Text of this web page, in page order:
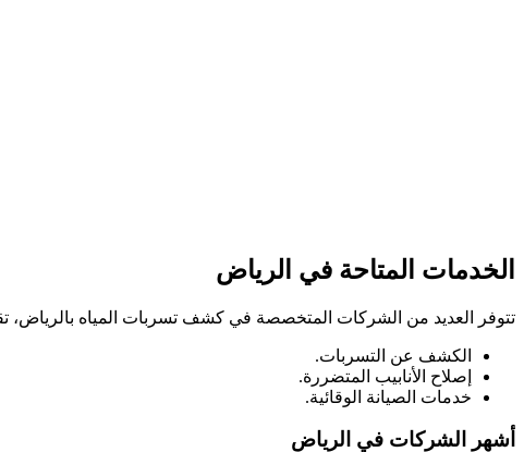
الخدمات المتاحة في الرياض
تتوفر العديد من الشركات المتخصصة في كشف تسربات المياه
الكشف عن التسربات.
إصلاح الأنابيب المتضررة.
خدمات الصيانة الوقائية.
أشهر الشركات في الرياض